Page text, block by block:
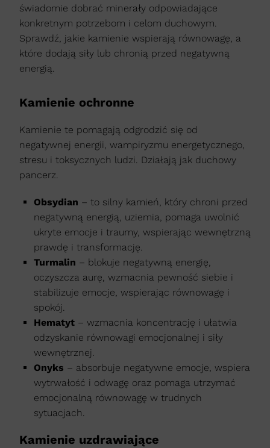
świadomie dobrać minerały odpowiadające
konkretnym potrzebom i celom duchowym.
Sprawdź, jakie kamienie wspierają równowagę, a
które dodają siły lub chronią przed negatywną
energią.
Kamienie ochronne
Kamienie te pomagają odgrodzić się od
negatywnej energii, wampiryzmu energetycznego,
stresu i toksycznych ludzi. Działają jak duchowy
pancerz.
Obsydian – to silny kamień, który chroni przed
negatywną energią, uziemia, pomaga uwolnić
ukryte emocje i traumy, wspierając wewnętrzną
prawdę i transformację.
Turmalin – blokuje negatywną energię,
oczyszcza aurę, wzmacnia pewność siebie i
stabilizuje emocje, wspierając równowagę i
spokój.
Hematyt – wzmacnia koncentrację i ułatwia
odzyskanie równowagi emocjonalnej i siły
wewnętrznej.
Onyks – absorbuje negatywne emocje, wspiera
wytrwałość i odwagę oraz pomaga utrzymać
emocjonalną równowagę w trudnych
sytuacjach.
Kamienie uzdrawiające